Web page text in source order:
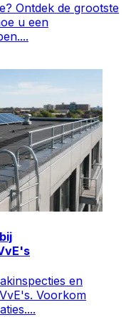
Ontdek de grootste
u een
...
en
Voorkom
...